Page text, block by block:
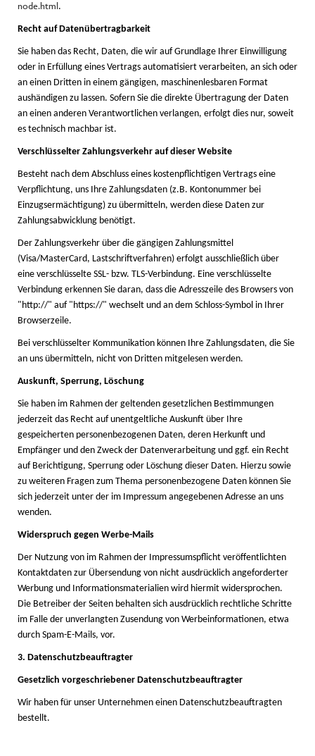
node.html.
Recht auf Datenübertragbarkeit
Sie haben das Recht, Daten, die wir auf Grundlage Ihrer Einwilligung
oder in Erfüllung eines Vertrags automatisiert verarbeiten, an sich oder
an einen Dritten in einem gängigen, maschinenlesbaren Format
aushändigen zu lassen. Sofern Sie die direkte Übertragung der Daten
an einen anderen Verantwortlichen verlangen, erfolgt dies nur, soweit
es technisch machbar ist.
Verschlüsselter Zahlungsverkehr auf dieser Website
Besteht nach dem Abschluss eines kostenpflichtigen Vertrags eine
Verpflichtung, uns Ihre Zahlungsdaten (z.B. Kontonummer bei
Einzugsermächtigung) zu übermitteln, werden diese Daten zur
Zahlungsabwicklung benötigt.
Der Zahlungsverkehr über die gängigen Zahlungsmittel
(Visa/MasterCard, Lastschriftverfahren) erfolgt ausschließlich über
eine verschlüsselte SSL- bzw. TLS-Verbindung. Eine verschlüsselte
Verbindung erkennen Sie daran, dass die Adresszeile des Browsers von
"http://" auf "https://" wechselt und an dem Schloss-Symbol in Ihrer
Browserzeile.
Bei verschlüsselter Kommunikation können Ihre Zahlungsdaten, die Sie
an uns übermitteln, nicht von Dritten mitgelesen werden.
Auskunft, Sperrung, Löschung
Sie haben im Rahmen der geltenden gesetzlichen Bestimmungen
jederzeit das Recht auf unentgeltliche Auskunft über Ihre
gespeicherten personenbezogenen Daten, deren Herkunft und
Empfänger und den Zweck der Datenverarbeitung und ggf. ein Recht
auf Berichtigung, Sperrung oder Löschung dieser Daten. Hierzu sowie
zu weiteren Fragen zum Thema personenbezogene Daten können Sie
sich jederzeit unter der im Impressum angegebenen Adresse an uns
wenden.
Widerspruch gegen Werbe-Mails
Der Nutzung von im Rahmen der Impressumspflicht veröffentlichten
Kontaktdaten zur Übersendung von nicht ausdrücklich angeforderter
Werbung und Informationsmaterialien wird hiermit widersprochen.
Die Betreiber der Seiten behalten sich ausdrücklich rechtliche Schritte
im Falle der unverlangten Zusendung von Werbeinformationen, etwa
durch Spam-E-Mails, vor.
3. Datenschutzbeauftragter
Gesetzlich vorgeschriebener Datenschutzbeauftragter
Wir haben für unser Unternehmen einen Datenschutzbeauftragten
bestellt.